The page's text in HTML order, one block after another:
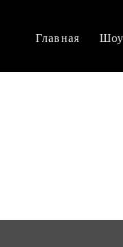
Главная